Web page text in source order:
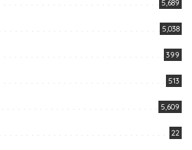
5,689
5,038
399
513
5,609
22